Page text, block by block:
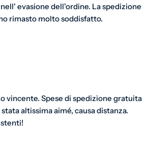
evasione dell'ordine. La spedizione
rimasto molto soddisfatto.
vincente. Spese di spedizione gratuita
altissima aimé, causa distanza.